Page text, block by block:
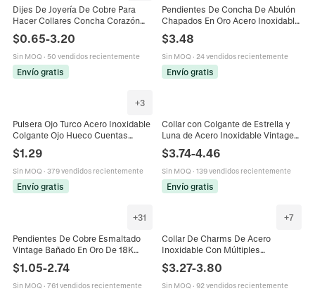
Dijes De Joyería De Cobre Para
Hacer Collares Concha Corazón
Circón Accesorios De Bricolaje
$0.65-3.20
Sin MOQ · 50 vendidos recientemente
Envío gratis
Pendientes De Concha De Abulón
Chapados En Oro Acero Inoxidable
Ojo Turco Mariposa Joyas Para
Mujer
$3.48
Sin MOQ · 24 vendidos recientemente
Envío gratis
+3
Pulsera Ojo Turco Acero Inoxidable
Colgante Ojo Hueco Cuentas
Esmalte Colores Chapado En Oro
Joyería Moda Mujer
$1.29
Sin MOQ · 379 vendidos recientemente
Envío gratis
Collar con Colgante de Estrella y
Luna de Acero Inoxidable Vintage
Martillado Chapado en Oro Strass
Perla Artificial Anillo
$3.74-4.46
Sin MOQ · 139 vendidos recientemente
Envío gratis
+31
Pendientes De Cobre Esmaltado
Vintage Bañado En Oro De 18K
Geométrico Corazón Mal De Ojo
Botón Aro Joyería Para Mujer
$1.05-2.74
Sin MOQ · 761 vendidos recientemente
+7
Collar De Charms De Acero
Inoxidable Con Múltiples
Colgantes Corazón Cruz Ojo
Egipcio Retro Joyería Chapada En
Oro Para Mujer
$3.27-3.80
Sin MOQ · 92 vendidos recientemente